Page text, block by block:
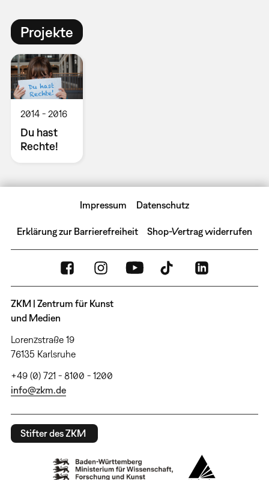
Projekte
2014 2016
Du hast
Rechte!
Impressum Datenschutz
Erklärung zur Barrierefreiheit Shop-Vertrag widerrufen
ZKM | Zentrum für Kunst
und Medien
Lorenzstraße 19
76135 Karlsruhe
+49 (0) 721 - 8100 - 1200
info@zkm.de
Stifter des ZKM